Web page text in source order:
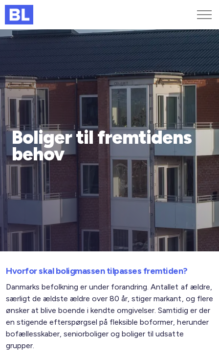
Kurser og arrangementer
Jobportalen
MitBL
Boliger til fremtidens
behov
Hvorfor skal boligmassen tilpasses fremtiden?
Danmarks befolkning er under forandring. Antallet af ældre,
særligt de ældste ældre over 80 år, stiger markant, og flere
ønsker at blive boende i kendte omgivelser. Samtidig er der
en stigende efterspørgsel på fleksible boformer, herunder
bofællesskaber, seniorboliger og boliger til udsatte
grupper.